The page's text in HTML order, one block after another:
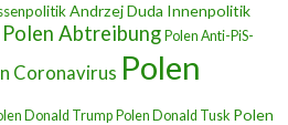
Andrzej Duda Innenpolitik
Polen Abtreibung Polen Anti-PiS-
Coronavirus Polen
Donald Trump Polen Donald Tusk Polen